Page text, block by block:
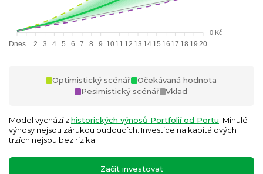
0 Kč
Dnes 2 3 4 5 6 7 8 9 1011 12 13 14 15 16 17 18 19 20
Optimistický scénář
Očekávaná hodnota
Pesimistický scénář
Vklad
Model vychází zhistorických výnosů Portfolií od Portu . Minulé
výnosy nejsou zárukou budoucích. Investice na kapitálových
trzích nejsou bez rizika.
Začít investovat